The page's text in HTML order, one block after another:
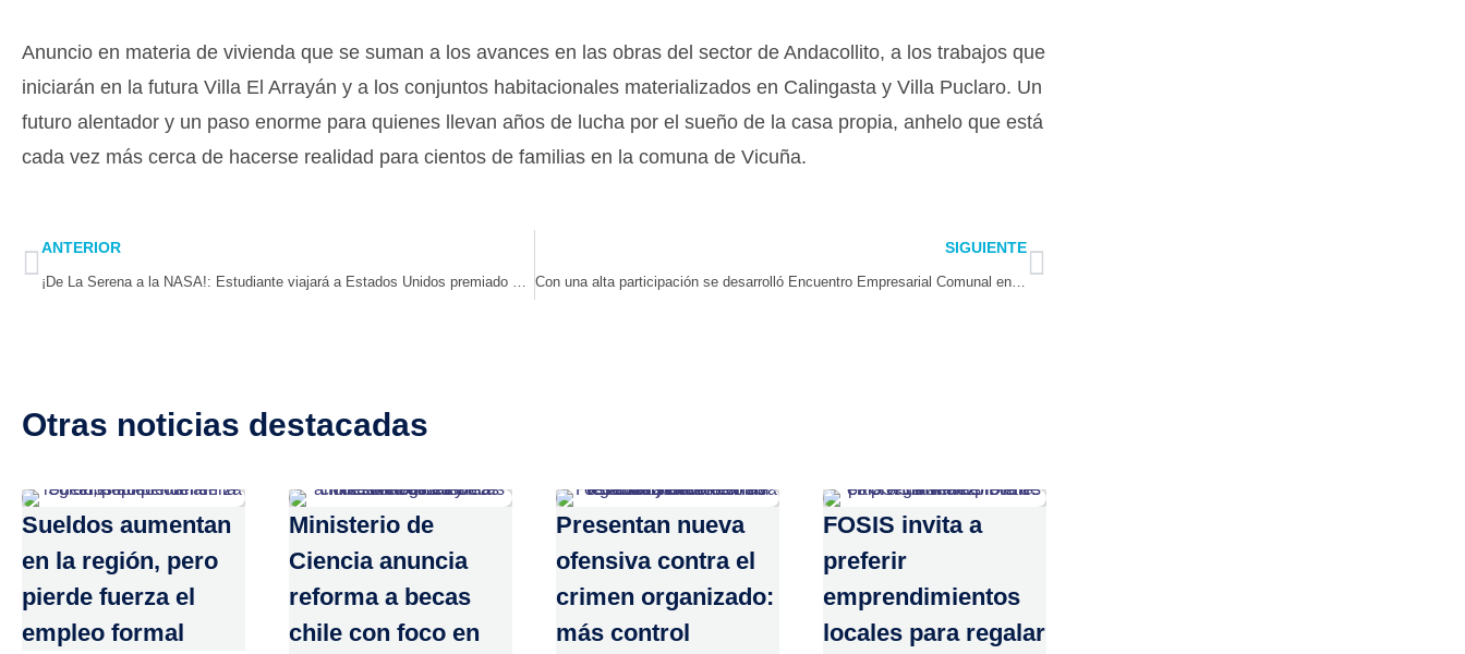
Anuncio en materia de vivienda que se suman a los avances en las obras del sector de Andacollito, a los trabajos que
iniciarán en la futura Villa El Arrayán y a los conjuntos habitacionales materializados en Calingasta y Villa Puclaro. Un
futuro alentador y un paso enorme para quienes llevan años de lucha por el sueño de la casa propia, anhelo que está
cada vez más cerca de hacerse realidad para cientos de familias en la comuna de Vicuña.
Prev
ANTERIOR
¡De La Serena a la NASA!: Estudiante viajará a Estados Unidos premiado por su buena asistencia a educación parvularia
SIGUIENTE
Con una alta participación se desarrolló Encuentro Empresarial Comunal en Vicuña
Next
Otras noticias destacadas
Sueldos aumentan
en la región, pero
pierde fuerza el
empleo formal
Ministerio de
Ciencia anuncia
reforma a becas
chile con foco en
Presentan nueva
ofensiva contra el
crimen organizado:
más control
FOSIS invita a
preferir
emprendimientos
locales para regalar